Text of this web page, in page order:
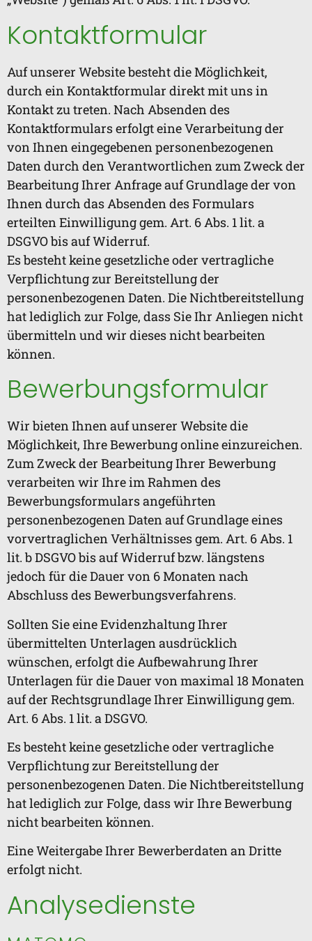
Kontaktformular
Auf unserer Website besteht die Möglichkeit,
durch ein Kontaktformular direkt mit uns in
Kontakt zu treten. Nach Absenden des
Kontaktformulars erfolgt eine Verarbeitung der
von Ihnen eingegebenen personenbezogenen
Daten durch den Verantwortlichen zum Zweck der
Bearbeitung Ihrer Anfrage auf Grundlage der von
Ihnen durch das Absenden des Formulars
erteilten Einwilligung gem. Art. 6 Abs. 1 lit. a
DSGVO bis auf Widerruf.
Es besteht keine gesetzliche oder vertragliche
Verpflichtung zur Bereitstellung der
personenbezogenen Daten. Die Nichtbereitstellung
hat lediglich zur Folge, dass Sie Ihr Anliegen nicht
übermitteln und wir dieses nicht bearbeiten
können.
Bewerbungsformular
Wir bieten Ihnen auf unserer Website die
Möglichkeit, Ihre Bewerbung online einzureichen.
Zum Zweck der Bearbeitung Ihrer Bewerbung
verarbeiten wir Ihre im Rahmen des
Bewerbungsformulars angeführten
personenbezogenen Daten auf Grundlage eines
vorvertraglichen Verhältnisses gem. Art. 6 Abs. 1
lit. b DSGVO bis auf Widerruf bzw. längstens
jedoch für die Dauer von 6 Monaten nach
Abschluss des Bewerbungsverfahrens.
Sollten Sie eine Evidenzhaltung Ihrer
übermittelten Unterlagen ausdrücklich
wünschen, erfolgt die Aufbewahrung Ihrer
Unterlagen für die Dauer von maximal 18 Monaten
auf der Rechtsgrundlage Ihrer Einwilligung gem.
Art. 6 Abs. 1 lit. a DSGVO.
Es besteht keine gesetzliche oder vertragliche
Verpflichtung zur Bereitstellung der
personenbezogenen Daten. Die Nichtbereitstellung
hat lediglich zur Folge, dass wir Ihre Bewerbung
nicht bearbeiten können.
Eine Weitergabe Ihrer Bewerberdaten an Dritte
erfolgt nicht.
Analysedienste